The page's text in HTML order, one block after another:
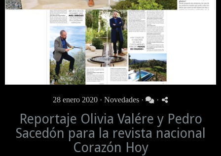
28 enero 2020 · Novedades· ·
Reportaje Olivia Valére y Pedro
Sacedón para la revista nacional
Corazón Hoy